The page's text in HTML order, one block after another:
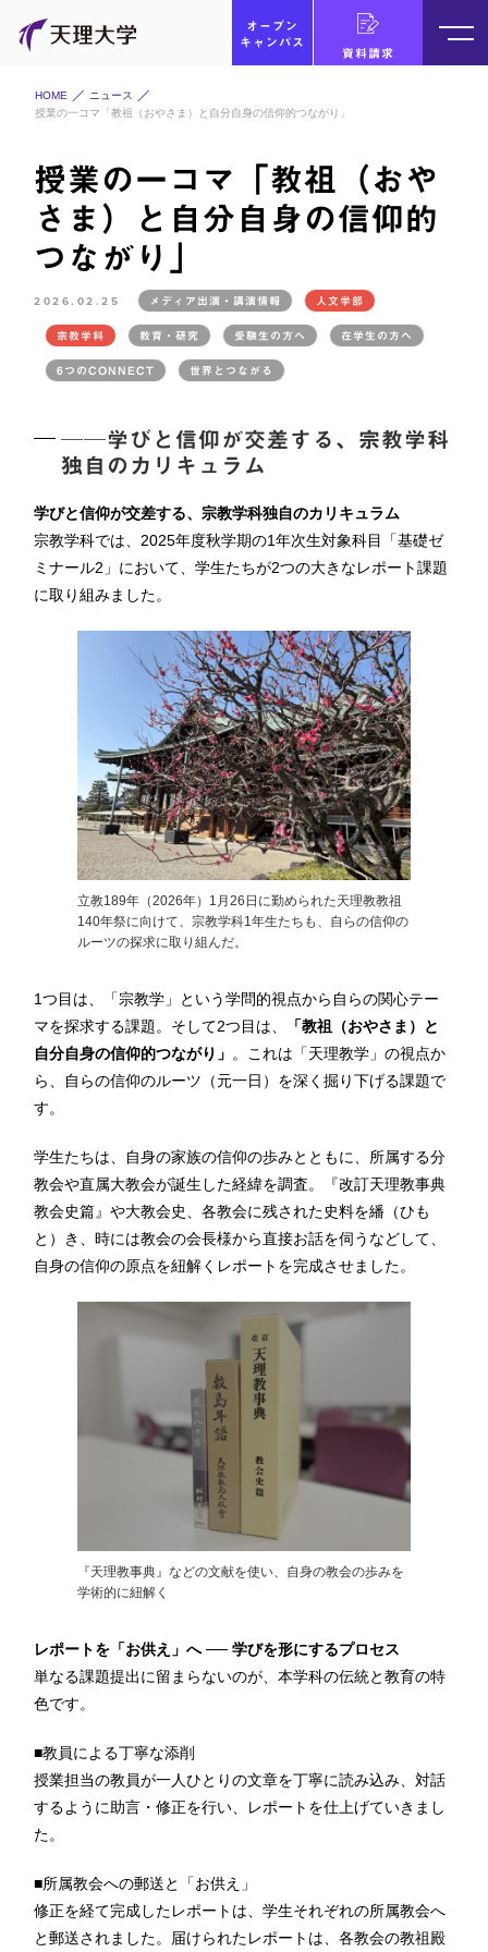
オープン
キャンパス
資料請求
HOME
ニュース
授業の一コマ「教祖（おやさま）と自分自身の信仰的つながり」
授業の一コマ「教祖（おや
さま）と自分自身の信仰的
つながり」
2026.02.25 メディア出演・講演情報 人文学部
宗教学科 教育・研究 受験生の方へ 在学生の方へ
6つのCONNECT 世界とつながる
──学びと信仰が交差する、宗教学科
独自のカリキュラム
学びと信仰が交差する、宗教学科独自のカリキュラム
宗教学科では、2025年度秋学期の1年次生対象科目「基礎ゼ
ミナール2」において、学生たちが2つの大きなレポート課題
に取り組みました。
立教189年（2026年）1月26日に勤められた天理教教祖
140年祭に向けて、宗教学科1年生たちも、自らの信仰の
ルーツの探求に取り組んだ。
1つ目は、「宗教学」という学問的視点から自らの関心テー
マを探求する課題。そして2つ目は、
「教祖（おやさま）と
自分自身の信仰的つながり」 。これは「天理教学」の視点か
ら、自らの信仰のルーツ（元一日）を深く掘り下げる課題で
す。
学生たちは、自身の家族の信仰の歩みとともに、所属する分
教会や直属大教会が誕生した経緯を調査。『改訂天理教事典
教会史篇』や大教会史、各教会に残された史料を繙（ひも
と）き、時には教会の会長様から直接お話を伺うなどして、
自身の信仰の原点を紐解くレポートを完成させました。
『天理教事典』などの文献を使い、自身の教会の歩みを
学術的に紐解く
レポートを「お供え」へ ── 学びを形にするプロセス
単なる課題提出に留まらないのが、本学科の伝統と教育の特
色です。
■教員による丁寧な添削
授業担当の教員が一人ひとりの文章を丁寧に読み込み、対話
するように助言・修正を行い、レポートを仕上げていきまし
た。
■所属教会への郵送と「お供え」
修正を経て完成したレポートは、学生それぞれの所属教会へ
と郵送されました。届けられたレポートは、各教会の教祖殿